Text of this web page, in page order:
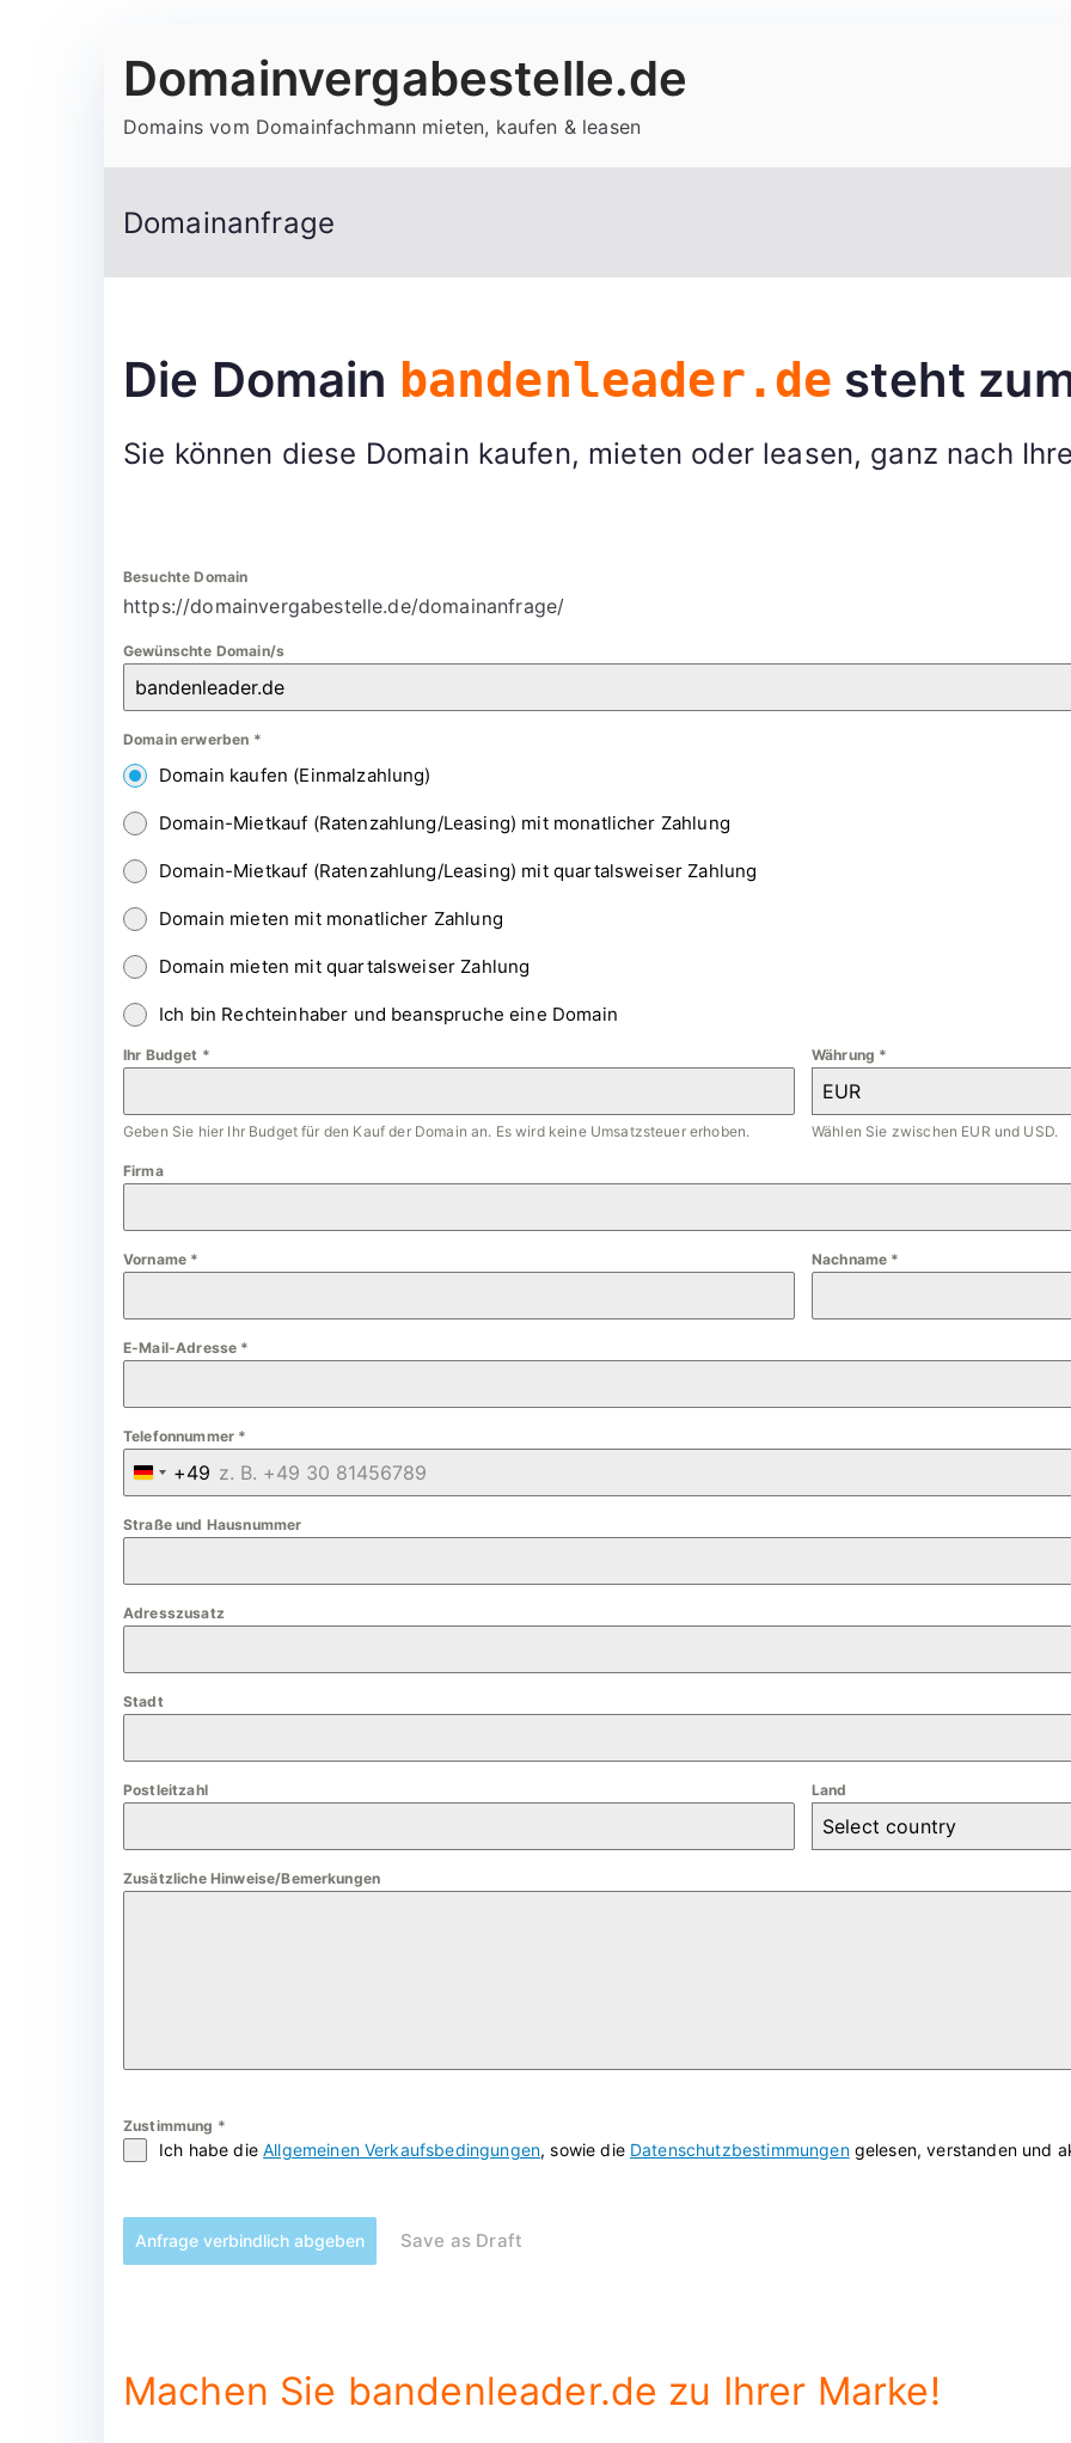
Inhalt
Domainvergabestelle.de
Domains vom Domainfachmann mieten, kaufen & leasen
Domainanfrage
Die Domain bandenleader.de steht
Sie können diese Domain kaufen, mieten oder leasen, ganz nach
Besuchte Domain
https://domainvergabestelle.de/domainanfrage/
Gewünschte Domain/s
Domain erwerben *
Domain kaufen (Einmalzahlung)
Domain-Mietkauf (Ratenzahlung/Leasing) mit monatlicher Zahlung
Domain-Mietkauf (Ratenzahlung/Leasing) mit quartalsweiser Zahlung
Domain mieten mit monatlicher Zahlung
Domain mieten mit quartalsweiser Zahlung
Ich bin Rechteinhaber und beanspruche eine Domain
Ihr Budget *
Geben Sie hier Ihr Budget für den Kauf der Domain an. Es wird keine Umsatzsteuer erhoben.
Währung *
EUR
Wählen Sie zwischen EUR und USD.
Firma
Vorname * Nachname *
E-Mail-Adresse *
Telefonnummer *
G
e
m
a
+
9
+49
Straße und Hausnummer
Adresszusatz
Stadt
Postleitzahl Land
Select country
Zusätzliche Hinweise/Bemerkungen
Zustimmung *
Ich habe dieAllgemeinen Verkaufsbedingungen, sowie die Datenschutzbestimmungengelesen, verstanden und
Anfrage verbindlich abgeben Save as Draft
Machen Sie bandenleader.de zu Ihrer Marke!